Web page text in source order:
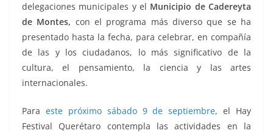
delegaciones municipales y el Municipio de Cadereyta
de Montes, con el programa más diverso que se ha
presentado hasta la fecha, para celebrar, en compañía
de las y los ciudadanos, lo más significativo de la
cultura, el pensamiento, la ciencia y las artes
internacionales.
Para este próximo sábado 9 de septiembre, el Hay
Festival Querétaro contempla las actividades en la